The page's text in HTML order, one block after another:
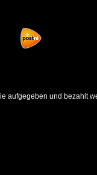
aufgegeben und bezahlt